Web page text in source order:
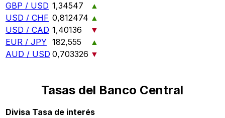
GBP / USD 1,34547
▲
USD / CHF 0,812474 ▲
USD / CAD 1,40136
▼
EUR / JPY 182,555
▲
AUD / USD 0,703326 ▼
Tasas del Banco Central
Divisa Tasa de interés